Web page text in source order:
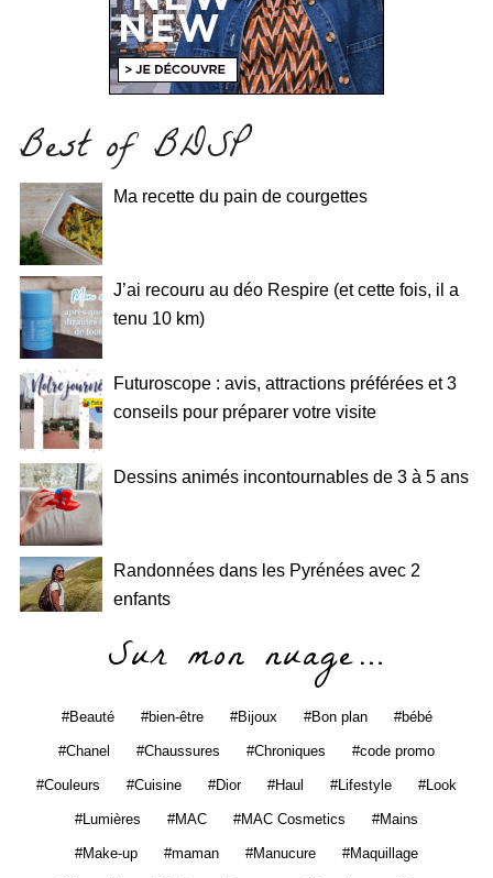
Best of BDSP
Ma recette du pain de courgettes
J’ai recouru au déo Respire (et cette fois, il a
tenu 10 km)
Futuroscope : avis, attractions préférées et 3
conseils pour préparer votre visite
Dessins animés incontournables de 3 à 5 ans
Randonnées dans les Pyrénées avec 2
enfants
Sur mon nuage…
Beauté bien-être Bijoux Bon plan bébé
Chanel Chaussures Chroniques code promo
Couleurs Cuisine Dior Haul Lifestyle Look
Lumières MAC MAC Cosmetics Mains
Make-up maman Manucure Maquillage